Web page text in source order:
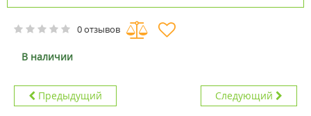
0 отзывов
В наличии
Предыдущий Следующий